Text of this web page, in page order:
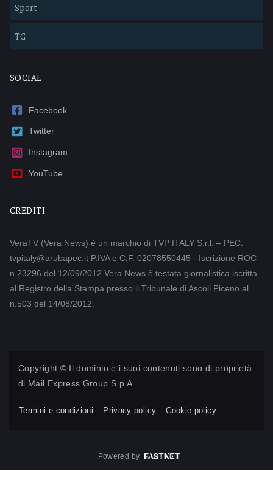
Sport
TG
SOCIAL
Facebook
Twitter
Instagram
YouTube
CREDITI
VeraTV (Vera News) è un marchio di TVP ITALY S.r.l. – PEC:
tvpitaly@arubapec.it P.IVA e C.F. 02078550445 - Iscrizione ROC
n.23296 del 12/09/2012 Vera News è testata giornalistica iscritta
al Registro della Stampa presso il Tribunale di Ascoli Piceno al
n.503 del 14/08/2012.
Copyright © Il dominio e i suoi contenuti sono di proprietà
di Mail Express Group S.p.A.
Termini e condizioni Privacy policy Cookie policy
Powered by